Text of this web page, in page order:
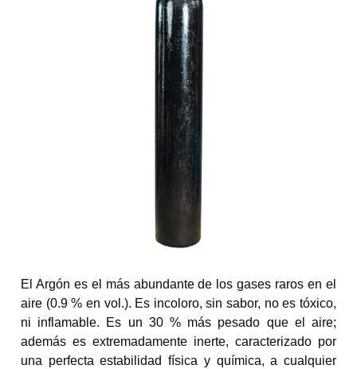
El Argón es el más abundante de los gases raros en el
aire (0.9 % en vol.). Es incoloro, sin sabor, no es tóxico,
ni inflamable. Es un 30 % más pesado que el aire;
además es extremadamente inerte, caracterizado por
una perfecta estabilidad física y química, a cualquier